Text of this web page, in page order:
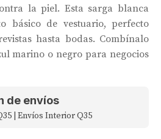
la piel. Esta sarga blanca
básico de vestuario, perfecto
hasta bodas. Combínalo
marino o negro para negocios
de envíos
| Envíos Interior Q35